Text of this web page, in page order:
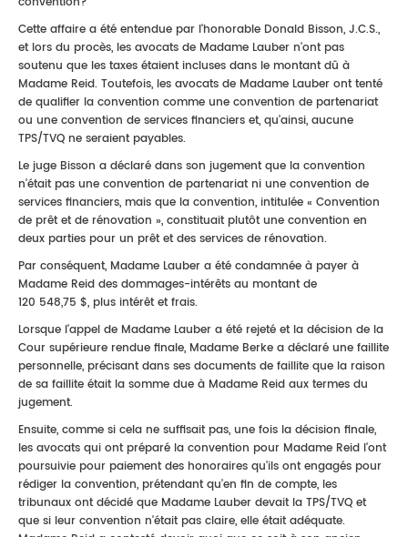
Cette affaire a été entendue par l'honorable Donald Bisson, J.C.S.,
et lors du procès, les avocats de Madame Lauber n'ont pas
soutenu que les taxes étaient incluses dans le montant dû à
Madame Reid. Toutefois, les avocats de Madame Lauber ont tenté
de qualifier la convention comme une convention de partenariat
ou une convention de services financiers et, qu'ainsi, aucune
TPS/TVQ ne seraient payables.
Le juge Bisson a déclaré dans son jugement que la convention
n'était pas une convention de partenariat ni une convention de
services financiers, mais que la convention, intitulée « Convention
de prêt et de rénovation », constituait plutôt une convention en
deux parties pour un prêt et des services de rénovation.
Par conséquent, Madame Lauber a été condamnée à payer à
Madame Reid des dommages-intérêts au montant de
120 548,75 $, plus intérêt et frais.
Lorsque l'appel de Madame Lauber a été rejeté et la décision de la
Cour supérieure rendue finale, Madame Berke a déclaré une faillite
personnelle, précisant dans ses documents de faillite que la raison
de sa faillite était la somme due à Madame Reid aux termes du
jugement.
Ensuite, comme si cela ne suffisait pas, une fois la décision finale,
les avocats qui ont préparé la convention pour Madame Reid l'ont
poursuivie pour paiement des honoraires qu'ils ont engagés pour
rédiger la convention, prétendant qu'en fin de compte, les
tribunaux ont décidé que Madame Lauber devait la TPS/TVQ et
que si leur convention n'était pas claire, elle était adéquate.